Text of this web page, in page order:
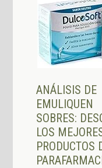
ANÁLISIS DE
EMULIQUEN
SOBRES:
LOS
PRODUCTOS